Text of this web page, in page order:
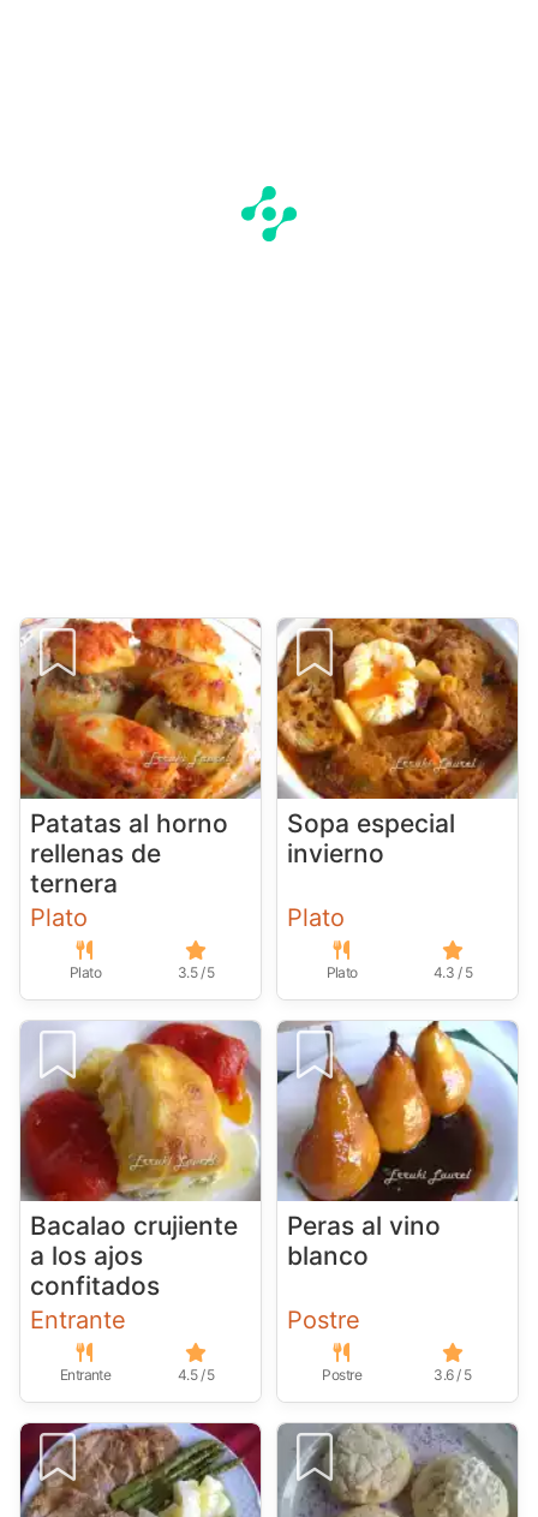
Patatas al horno
rellenas de
ternera
Plato
Plato 3.5 / 5
Sopa especial
invierno
Plato
Plato 4.3 / 5
Bacalao crujiente
a los ajos
confitados
Entrante
Entrante 4.5 / 5
Peras al vino
blanco
Postre
Postre 3.6 / 5